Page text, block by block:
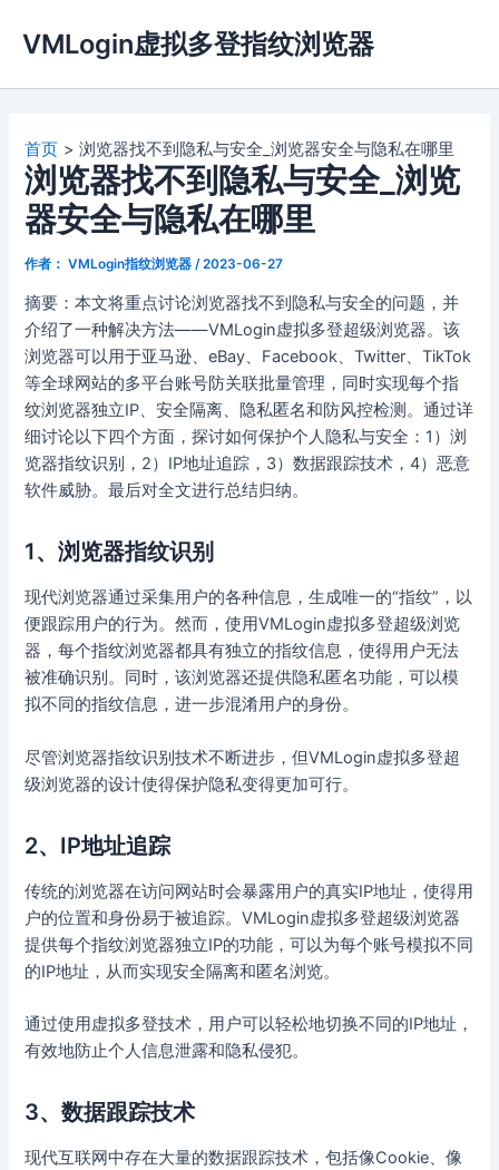
容
VMLogin虚拟多登指纹浏览器
首页 浏览器找不到隐私与安全_浏览器安全与隐私在哪里
浏览器找不到隐私与安全_浏览
器安全与隐私在哪里
作者： VMLogin指纹浏览器 /2023-06-27
摘要：本文将重点讨论浏览器找不到隐私与安全的问题，并
介绍了一种解决方法——VMLogin虚拟多登超级浏览器。该
浏览器可以用于亚马逊、eBay、Facebook、Twitter、TikTok
等全球网站的多平台账号防关联批量管理，同时实现每个指
纹浏览器独立IP、安全隔离、隐私匿名和防风控检测。通过详
细讨论以下四个方面，探讨如何保护个人隐私与安全：1）浏
览器指纹识别，2）IP地址追踪，3）数据跟踪技术，4）恶意
软件威胁。最后对全文进行总结归纳。
1、浏览器指纹识别
现代浏览器通过采集用户的各种信息，生成唯一的“指纹”，以
便跟踪用户的行为。然而，使用VMLogin虚拟多登超级浏览
器，每个指纹浏览器都具有独立的指纹信息，使得用户无法
被准确识别。同时，该浏览器还提供隐私匿名功能，可以模
拟不同的指纹信息，进一步混淆用户的身份。
尽管浏览器指纹识别技术不断进步，但VMLogin虚拟多登超
级浏览器的设计使得保护隐私变得更加可行。
2、IP地址追踪
传统的浏览器在访问网站时会暴露用户的真实IP地址，使得用
户的位置和身份易于被追踪。VMLogin虚拟多登超级浏览器
提供每个指纹浏览器独立IP的功能，可以为每个账号模拟不同
的IP地址，从而实现安全隔离和匿名浏览。
通过使用虚拟多登技术，用户可以轻松地切换不同的IP地址，
有效地防止个人信息泄露和隐私侵犯。
3、数据跟踪技术
现代互联网中存在大量的数据跟踪技术，包括像Cookie、像